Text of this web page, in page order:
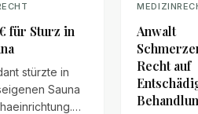
für Sturz in
stürzte in
Sauna
Anwalt
Recht auf